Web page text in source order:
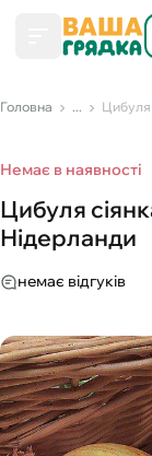
Головна ... Цибуля
Немає в наявності
Цибуля
Нідерланди
немає відгуків